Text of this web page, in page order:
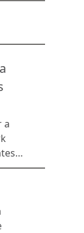
e
e
de
a
ao